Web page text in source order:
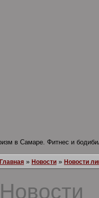
Главная » Новости » Новости
Новости